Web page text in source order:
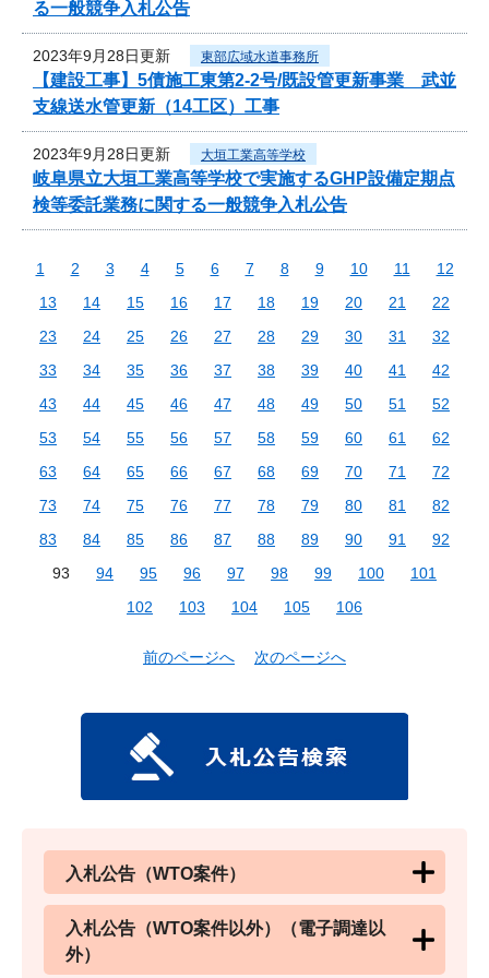
る一般競争入札公告
2023年9月28日更新 東部広域水道事務所
【建設工事】5債施工東第2-2号/既設管更新事業 武並
支線送水管更新（14工区）工事
2023年9月28日更新 大垣工業高等学校
岐阜県立大垣工業高等学校で実施するGHP設備定期点
検等委託業務に関する一般競争入札公告
1 2 3 4 5 6 7 8 9 10 11
12
13
14 15 16 17 18 19 20 21
22
23
24 25 26 27 28 29 30 31
32
33
34 35 36 37 38 39 40 41
42
43
44 45 46 47 48 49 50 51
52
53
54 55 56 57 58 59 60 61
62
63
64 65 66 67 68 69 70 71
72
73
74 75 76 77 78 79 80 81
82
83
84 85 86 87 88 89 90 91
92
93
94 95 96 97 98 99 100
101
102
103 104 105 106
前のページへ 次のページへ
入札公告（WTO案件）
入札公告（WTO案件以外）（電子調達以
外）